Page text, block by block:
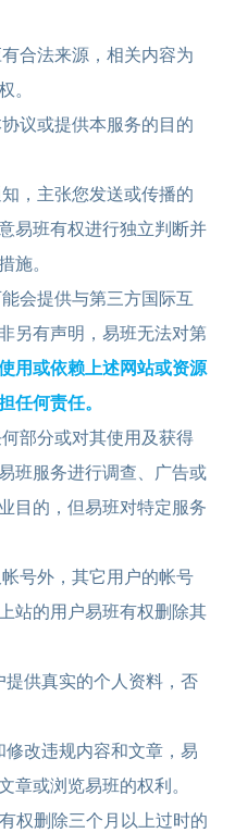
合法来源，相关内容为
。
议或提供本服务的目的
，主张您发送或传播的
易班有权进行独立判断并
施。
会提供与第三方国际互
另有声明，易班无法对第
用或依赖上述网站或资源
任何责任。
部分或对其使用及获得
班服务进行调查、广告或
目的，但易班对特定服务
号外，其它用户的帐号
站的用户易班有权删除其
供真实的个人资料，否
改违规内容和文章，易
章或浏览易班的权利。
权删除三个月以上过时的